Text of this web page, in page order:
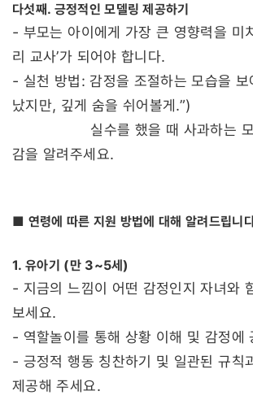
다섯째. 긍정적인 모델링 제공하기
- 부모는 아이에게 가장 큰 영향력을 미
리 교사’가 되어야 합니다.
- 실천 방법: 감정을 조절하는 모습을
났지만, 깊게 숨을 쉬어볼게.”)
실수를 했을 때 사과하는 모습
감을 알려주세요.
■ 연령에 따른 지원 방법에 대해 알려드립니
1. 유아기 (만 3~5세)
- 지금의 느낌이 어떤 감정인지 자녀와
보세요.
- 역할놀이를 통해 상황 이해 및 감정에
- 긍정적 행동 칭찬하기 및 일관된 규칙
제공해 주세요.